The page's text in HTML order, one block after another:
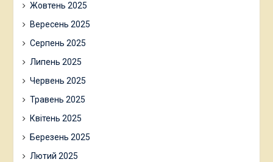
Жовтень 2025
Вересень 2025
Серпень 2025
Липень 2025
Червень 2025
Травень 2025
Квітень 2025
Березень 2025
Лютий 2025